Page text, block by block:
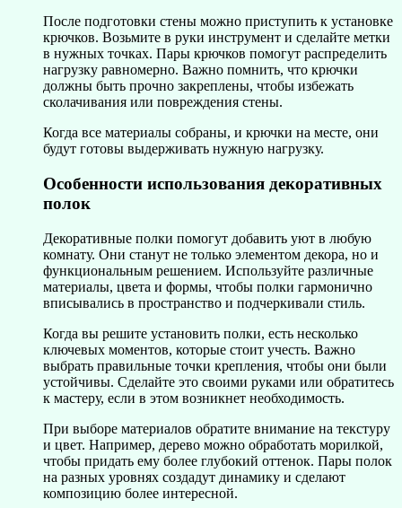
После подготовки стены можно приступить к установке
крючков. Возьмите в руки инструмент и сделайте метки
в нужных точках. Пары крючков помогут распределить
нагрузку равномерно. Важно помнить, что крючки
должны быть прочно закреплены, чтобы избежать
сколачивания или повреждения стены.
Когда все материалы собраны, и крючки на месте, они
будут готовы выдерживать нужную нагрузку.
Особенности использования декоративных
полок
Декоративные полки помогут добавить уют в любую
комнату. Они станут не только элементом декора, но и
функциональным решением. Используйте различные
материалы, цвета и формы, чтобы полки гармонично
вписывались в пространство и подчеркивали стиль.
Когда вы решите установить полки, есть несколько
ключевых моментов, которые стоит учесть. Важно
выбрать правильные точки крепления, чтобы они были
устойчивы. Сделайте это своими руками или обратитесь
к мастеру, если в этом возникнет необходимость.
При выборе материалов обратите внимание на текстуру
и цвет. Например, дерево можно обработать морилкой,
чтобы придать ему более глубокий оттенок. Пары полок
на разных уровнях создадут динамику и сделают
композицию более интересной.